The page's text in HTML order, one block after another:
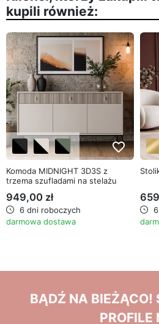
kupili również:
favorite_border
Komoda MIDNIGHT 3D3S z
trzema szufladami na stelażu
949,00 zł
6 dni roboczych
darmowa dostawa
BĄDŹ NA BIEŻĄCO!
PROFILE